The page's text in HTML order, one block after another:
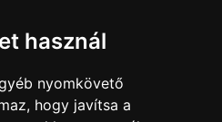
használ
nyomkövető
hogy javítsa a